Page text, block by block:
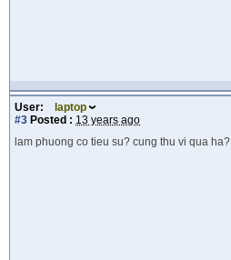
User:
laptop
#3 Posted : 13 years ago
lam phuong co tieu su? cung thu vi qua ha?